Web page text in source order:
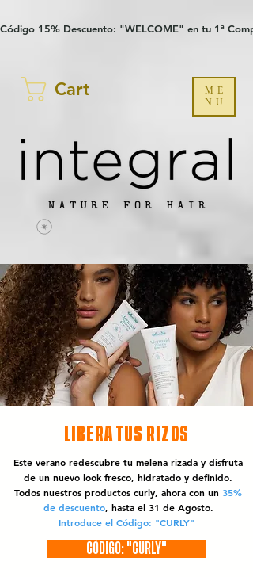
Código 15% Descuento: "WELCOME" en tu 1ª
Cart
ME
NU
LIBERA TUS RIZOS
Este verano redescubre tu melena rizada y disfruta
de un nuevo look fresco, hidratado y definido.
Todos nuestros productos curly, ahora con un 35%
de descuento, hasta el 31 de Agosto.
Introduce el Código: "CURLY"
CÓDIGO: "CURLY"